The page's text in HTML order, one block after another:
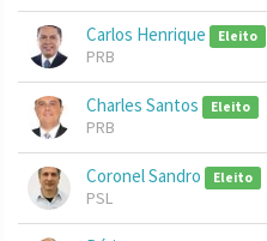
Carlos Henrique Eleito
PRB
Charles Santos Eleito
PRB
Coronel Sandro Eleito
PSL